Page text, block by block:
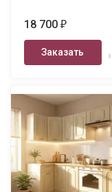
18 700₽
Заказать